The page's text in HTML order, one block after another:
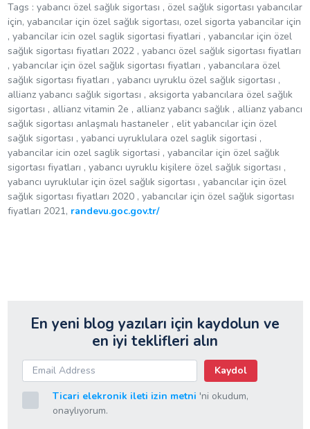
Tags : yabancı özel sağlık sigortası , özel sağlık sigortası yabancılar
için, yabancılar için özel sağlık sigortası, ozel sigorta yabancilar için
, yabancilar icin ozel saglik sigortasi fiyatlari , yabancılar için özel
sağlık sigortası fiyatları 2022 , yabancı özel sağlık sigortası fiyatları
, yabancılar için özel sağlık sigortası fiyatları , yabancılara özel
sağlık sigortası fiyatları , yabancı uyruklu özel sağlık sigortası ,
allianz yabancı sağlık sigortası , aksigorta yabancılara özel sağlık
sigortası , allianz vitamin 2e , allianz yabancı sağlık , allianz yabancı
sağlık sigortası anlaşmalı hastaneler , elit yabancılar için özel
sağlık sigortası , yabanci uyruklulara ozel saglik sigortasi ,
yabancilar icin ozel saglik sigortasi , yabancilar için özel sağlık
sigortası fiyatları , yabancı uyruklu kişilere özel sağlık sigortası ,
yabancı uyruklular için özel sağlık sigortası , yabancılar için özel
sağlık sigortası fiyatları 2020 , yabancılar için özel sağlık sigortası
fiyatları 2021, randevu.goc.gov.tr/
En yeni blog yazıları için kaydolun ve
en iyi teklifleri alın
Kaydol
Ticari elekronik ileti izin metni 'ni okudum,
onaylıyorum.